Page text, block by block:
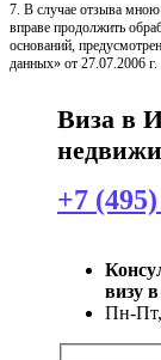
7. В случае отзыва мною
вправе продолжить
оснований,
данных» от 27.07.2006 г.
Виза в
+7
визу
Пн-Пт,